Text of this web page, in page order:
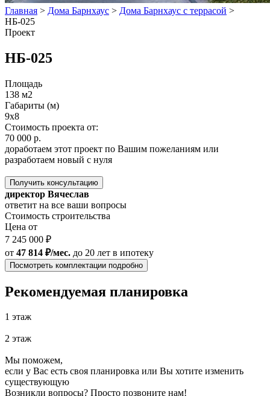
Главная > Дома Барнхаус > Дома Барнхаус с террасой >
НБ-025
Проект
НБ-025
Площадь
138 м2
Габариты (м)
9x8
Стоимость проекта от:
70 000 р.
доработаем этот проект по Вашим пожеланиям или
разработаем новый с нуля
Получить консультацию
директор Вячеслав
ответит на все ваши вопросы
Стоимость строительства
Цена от
7 245 000 ₽
от 47 814 ₽/мес. до 20 лет в ипотеку
Посмотреть комплектации подробно
Рекомендуемая планировка
1 этаж
2 этаж
Мы поможем,
если у Вас есть своя планировка или Вы хотите изменить
существующую
Возникли вопросы? Просто позвоните нам!